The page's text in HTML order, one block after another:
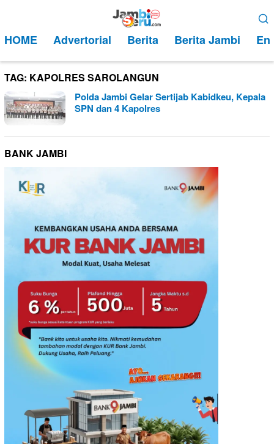
kontenMobile
HOME Advertorial Berita Berita Jambi
TAG: KAPOLRES SAROLANGUN
Polda Jambi Gelar Sertijab Kabidkeu, Kepala
SPN dan 4 Kapolres
BANK JAMBI